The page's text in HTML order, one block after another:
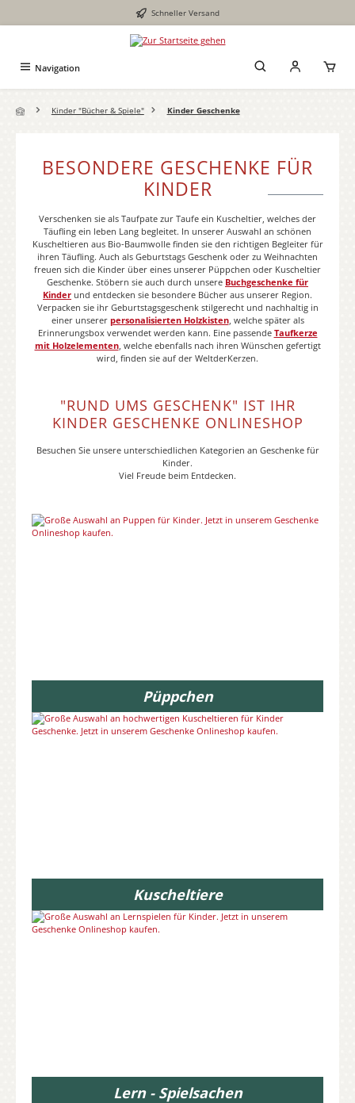
Schneller Versand
Navigation
Kinder "Bücher & Spiele" Kinder Geschenke
BESONDERE GESCHENKE FÜR
KINDER
Verschenken sie als Taufpate zur Taufe ein Kuscheltier, welches der
Täufling ein leben Lang begleitet. In unserer Auswahl an schönen
Kuscheltieren aus Bio-Baumwolle finden sie den richtigen Begleiter für
ihren Täufling. Auch als Geburtstags Geschenk oder zu Weihnachten
freuen sich die Kinder über eines unserer Püppchen oder Kuscheltier
Geschenke. Stöbern sie auch durch unsere Buchgeschenke für
Kinder und entdecken sie besondere Bücher aus unserer Region.
Verpacken sie ihr Geburtstagsgeschenk stilgerecht und nachhaltig in
einer unserer personalisierten Holzkisten, welche später als
Erinnerungsbox verwendet werden kann. Eine passende Taufkerze
mit Holzelementen, welche ebenfalls nach ihren Wünschen gefertigt
wird, finden sie auf der WeltderKerzen.
"RUND UMS GESCHENK" IST IHR
KINDER GESCHENKE ONLINESHOP
Besuchen Sie unsere unterschiedlichen Kategorien an Geschenke für
Kinder.
Viel Freude beim Entdecken.
Püppchen
Kuscheltiere
Lern - Spielsachen